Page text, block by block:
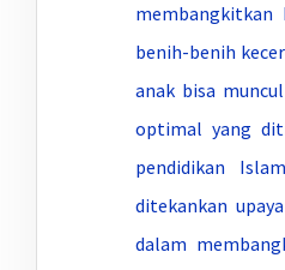
membangkitkan
benih-benih
anak bisa
optimal yang
pendidikan
ditekankan
dalam